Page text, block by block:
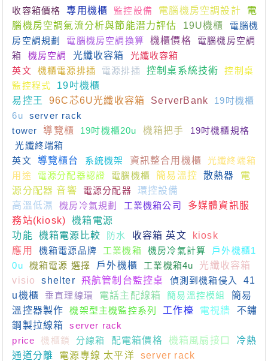
收容箱價格
專用機櫃 監控設備 電腦機房空調設計
電
腦機房空調氣流分析與節能潛力評估
19U機櫃
電腦機
房空調規劃
電腦機房空調換算 機櫃價格
電腦機房空調
箱
機房空調 光纖收容箱
光纖收容箱
英文
機櫃電源排插 電源排插 控制桌系統技術
控制桌
監控程式
19吋機櫃
易控王
96C芯6U光纖收容箱 ServerBank
19吋機櫃
6u
server rack
tower
導覽櫃 19吋機櫃20u 機箱把手
19吋機櫃規格
光纖終端箱
英文
導覽櫃台 系統機架 資訊整合用機櫃
光纖終端箱
用途
電源分配器認證 電腦機櫃 簡易溫控 散熱器
電
源分配器 音響
電源分配器
環控設備
高溫低濕
機房冷氣規劃 工業機箱公司
多媒體資訊服
務站(kiosk)
機箱電源
功能
機箱電源比較 防水 收容箱 英文
kiosk
應用
機箱電源品牌 工業機箱 機房冷氣計算
戶外機櫃1
0u
機箱電源 選擇 戶外機櫃 工業機箱4u
光纖收容箱
visio
shelter 飛航管制台監控桌 偵測到機箱侵入
41
u機櫃
垂直理線環 電話主配線箱 簡易溫控模組
簡易
溫控器製作
機架型主機監控系列 工作檯 電視牆
不鏽
鋼製拉線箱
server rack
price
機櫃鎖 分線箱 配電箱價格 機箱風扇接口
冷熱
通道分離
電源專線 太平洋
server rack